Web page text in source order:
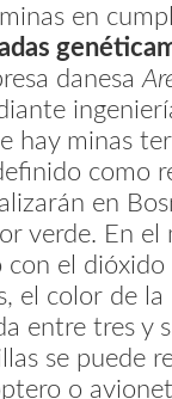
en
danesa
hay minas
como
en
verde. En
el
el color de
entre tres y
se puede
o